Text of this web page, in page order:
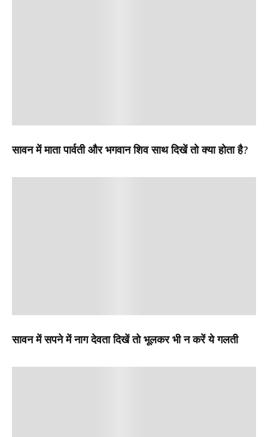
सावन में माता पार्वती और भगवान शिव साथ दिखें तो क्या होता है?
सावन में सपने में नाग देवता दिखें तो भूलकर भी न करें ये गलती